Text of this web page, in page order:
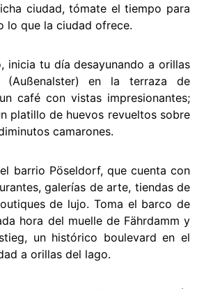
ciudad, tómate el tiempo para
lo que la ciudad ofrece.
inicia tu día desayunando a orillas
en la terraza de
café con vistas impresionantes;
platillo de huevos revueltos sobre
camarones.
barrio Pöseldorf, que cuenta con
galerías de arte, tiendas de
de lujo. Toma el barco de
hora del muelle de Fährdamm y
un histórico boulevard en el
a orillas del lago.